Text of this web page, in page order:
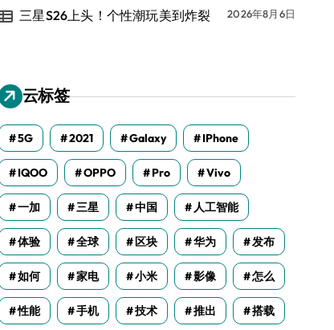
三星S26上头！个性潮玩美到炸裂 2026年8月6日
云标签
5G 2021 Galaxy IPhone
IQOO OPPO Pro Vivo
一加 三星 中国 人工智能
体验 全球 区块 华为 发布
如何 家电 小米 影像 怎么
性能 手机 技术 推出 搭载